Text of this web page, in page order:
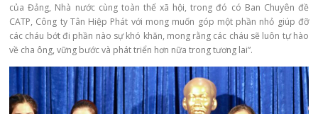
của Đảng, Nhà nước cùng toàn thể xã hội, trong đó có Ban Chuyên đề
CATP, Công ty Tân Hiệp Phát với mong muốn góp một phần nhỏ giúp đỡ
các cháu bớt đi phần nào sự khó khăn, mong rằng các cháu sẽ luôn tự hào
về cha ông, vững bước và phát triển hơn nữa trong tương lai”.